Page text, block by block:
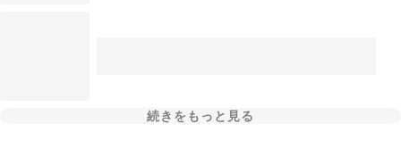
続きをもっと見る